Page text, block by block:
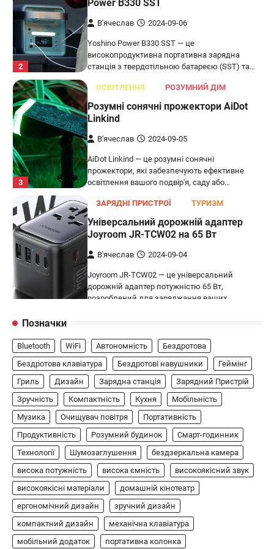
2
Power B330 SST
В'ячеслав 2024-09-06
Yoshino Power B330 SST — це
високопродуктивна портативна зарядна
станція з твердотільною батареєю (SST) та…
3
ОСВІТЛЕННЯ РОЗУМНИЙ ДІМ
Розумні сонячні прожектори AiDot
Linkind
В'ячеслав 2024-09-05
AiDot Linkind — це розумні сонячні
прожектори, які забезпечують ефективне
освітлення вашого подвір'я, саду або…
ЗАРЯДНІ ПРИСТРОЇ ТУРИЗМ
Універсальний дорожній адаптер
Joyroom JR-TCW02 на 65 Вт
В'ячеслав 2024-09-04
Joyroom JR-TCW02 — це універсальний
дорожній адаптер потужністю 65 Вт,
розроблений для заряджання ваших
5
Бездротовий контролер 8BitDo Lite
SE 2.4G для Xbox
В'ячеслав 2024-09-03
8BitDo Lite SE 2.4G — це компактний
бездротовий контролер, розроблений
спеціально для Xbox. Завдяки своєму…
1
АУДІО КОЛОНКИ
Бездротова колонка LG XBOOM Go
XG2T
В'ячеслав 2024-09-07
LG XBOOM Go XG2T — це компактна
бездротова колонка, яка поєднує в собі
потужний звук…
Позначки
Bluetooth WiFi Автономність
Бездротова
Бездротова клавіатура
Бездротові навушники
Геймінг
Гриль
Дизайн Зарядна станція
Зарядний Пристрій
Зручність
Компактність Кухня
Мобільність
Музика
Очищувач повітря
Портативність
Продуктивність
Розумний будинок
Смарт-годинник
Технології
Шумозаглушення
бездзеркальна камера
висока потужність
висока ємність
високоякісний звук
високоякісні матеріали
домашній кінотеатр
ергономічний дизайн
зручний дизайн
компактний дизайн
механічна клавіатура
мобільний додаток
портативна колонка